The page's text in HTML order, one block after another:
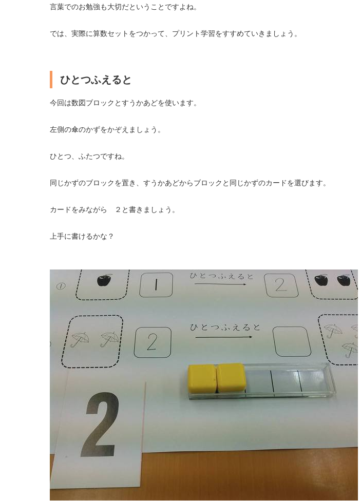
言葉でのお勉強も大切だということですよね。
では、実際に算数セットをつかって、プリント学習をすすめていきましょう。
ひとつふえると
今回は数図ブロックとすうかあどを使います。
左側の傘のかずをかぞえましょう。
ひとつ、ふたつですね。
同じかずのブロックを置き、すうかあどからブロックと同じかずのカードを選びます。
カードをみながら ２と書きましょう。
上手に書けるかな？